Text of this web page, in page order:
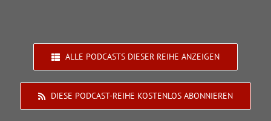
ALLE PODCASTS DIESER REIHE ANZEIGEN
DIESE PODCAST-REIHE KOSTENLOS ABONNIEREN